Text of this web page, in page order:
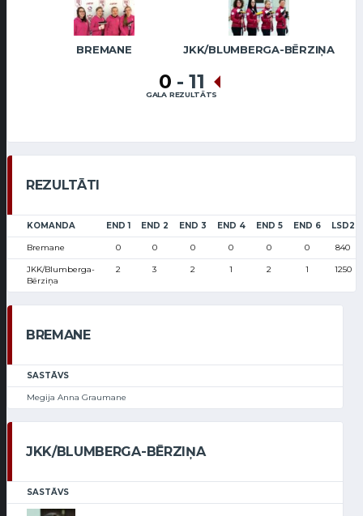
BREMANE JKK/BLUMBERGA-BĒRZIŅA
0 - 11
GALA REZULTĀTS
REZULTĀTI
KOMANDA END 1 END 2 END 3 END 4 END 5 END 6 LSD2
Bremane 0 0 0 0 0 0 840
JKK/Blumberga-
Bērziņa
2 3 2 1 2 1 1250
BREMANE
SASTĀVS
Megija Anna Graumane
JKK/BLUMBERGA-BĒRZIŅA
SASTĀVS